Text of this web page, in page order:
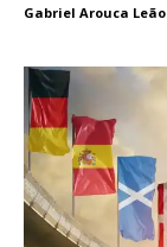
Gabriel Arouca Leão